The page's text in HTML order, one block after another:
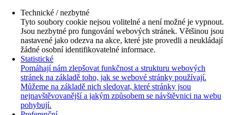
Technické / nezbytné
Tyto soubory cookie nejsou volitelné a není možné je vypnout.
Jsou nezbytné pro fungování webových stránek. Většinou jsou
nastavené jako odezva na akce, které jste provedli a neukládají
žádné osobní identifikovatelné informace.
Statistické
Pomáhají nám zlepšovat funkčnost a strukturu webových
stránek na základě toho, jak se webové stránky používají.
Můžeme na základě nich sledovat, které stránky jsou
nejnavštěvovanější a jakým způsobem se návštěvnici na webu
pohybují.